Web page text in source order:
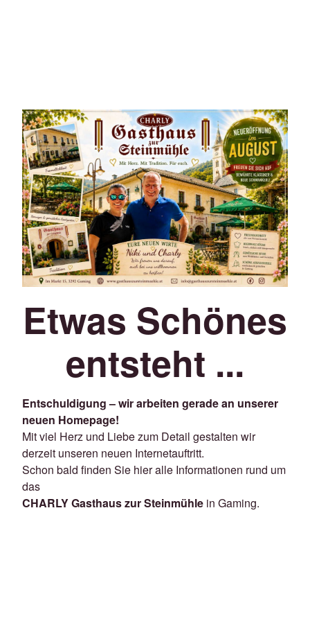
Etwas Schönes
entsteht ...
Entschuldigung – wir arbeiten gerade an unserer
neuen Homepage!
Mit viel Herz und Liebe zum Detail gestalten wir
derzeit unseren neuen Internetauftritt.
Schon bald finden Sie hier alle Informationen rund um
das
CHARLY Gasthaus zur Steinmühle in Gaming.